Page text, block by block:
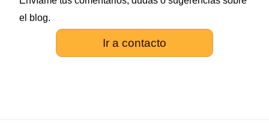
el blog.
Ir a contacto